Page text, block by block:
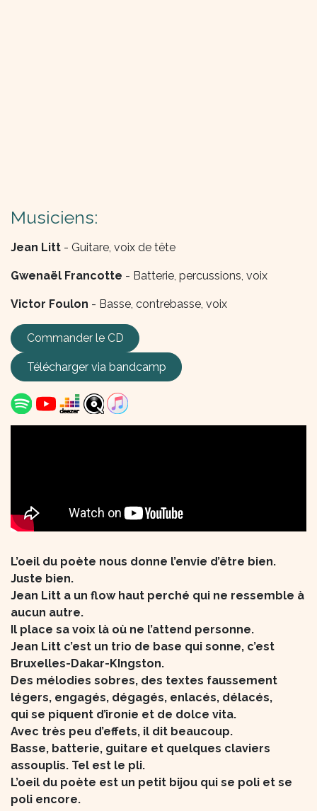
Musiciens:
Jean Litt - Guitare, voix de tête
Gwenaël Francotte - Batterie, percussions, voix
Victor Foulon - Basse, contrebasse, voix
Commander le CD
Télécharger via bandcamp
L’oeil du poète nous donne l’envie d’être bien.
Juste bien.
Jean Litt a un flow haut perché qui ne ressemble à
aucun autre.
Il place sa voix là où ne l’attend personne.
Jean Litt c’est un trio de base qui sonne, c’est
Bruxelles-Dakar-KIngston.
Des mélodies sobres, des textes faussement
légers, engagés, dégagés, enlacés, délacés,
qui se piquent d’ironie et de dolce vita.
Avec très peu d’effets, il dit beaucoup.
Basse, batterie, guitare et quelques claviers
assouplis. Tel est le pli.
L’oeil du poète est un petit bijou qui se poli et se
poli encore.